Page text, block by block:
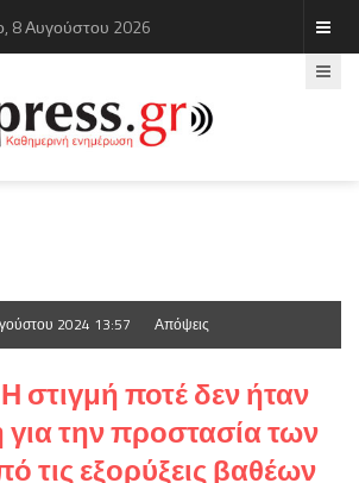
8 Αυγούστου 2026
2024 13:57 Απόψεις
στιγμή ποτέ δεν ήταν
για την προστασία των
τις εξορύξεις βαθέων